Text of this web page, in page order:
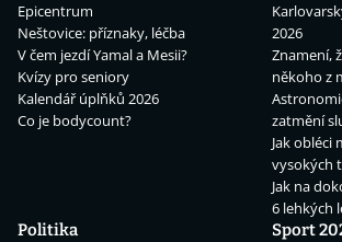
Epicentrum
Neštovice: příznaky, léčba
V čem jezdí Yamal a Mesii?
Kvízy pro seniory
Kalendář úplňků 2026
Co je bodycount?
2026
Znamení,
někoho z
zatmění
Jak obléci
vysokých
Jak na
6 lehkých
Politika
Sport